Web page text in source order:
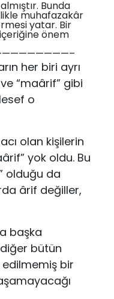
Bunda
muhafazakâr
yatar. Bir
önem
her biri ayrı
“maârif” gibi
o
olan kişilerin
yok oldu. Bu
olduğu da
ârif değiller,
başka
bütün
bir